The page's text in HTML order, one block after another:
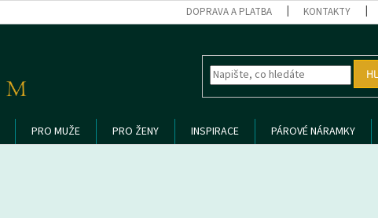
DOPRAVA A PLATBA KONTAKTY
PRO MUŽE PRO ŽENY INSPIRACE PÁROVÉ NÁRAMKY